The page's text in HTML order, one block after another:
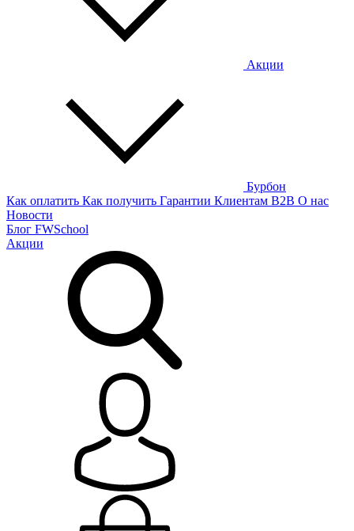
Акции
Бурбон
Как оплатить Как получить Гарантии Клиентам B2B О нас
Новости
Блог FWSchool
Акции